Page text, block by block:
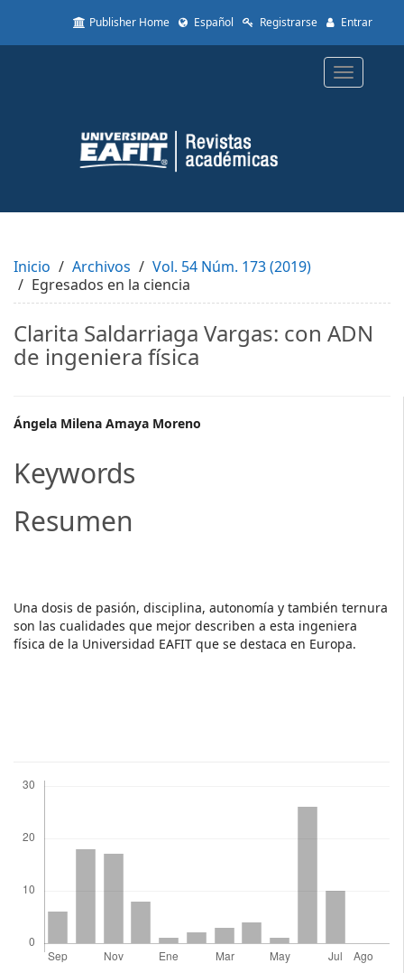
to
Content
Sidebar
Publisher Home Español Registrarse Entrar
Toggle
Inicio Archivos
Vol. 54 Núm. 173 (2019)
Egresados en la ciencia
Clarita Saldarriaga Vargas: con ADN
de ingeniera física
Main
Article
Content
Ángela Milena Amaya Moreno
Keywords
Resumen
​​Una dosis de pasión, disciplina, autonomía y también ternura
son las cualidades que mejor describen a esta ingeniera
física de la Universidad EAFIT que se destaca en Europa.